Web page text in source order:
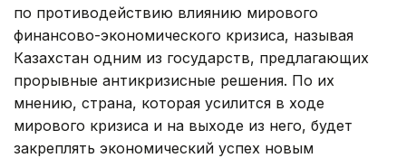
по противодействию влиянию мирового
финансово-экономического кризиса, называя
Казахстан одним из государств, предлагающих
прорывные антикризисные решения. По их
мнению, страна, которая усилится в ходе
мирового кризиса и на выходе из него, будет
закреплять экономический успех новым